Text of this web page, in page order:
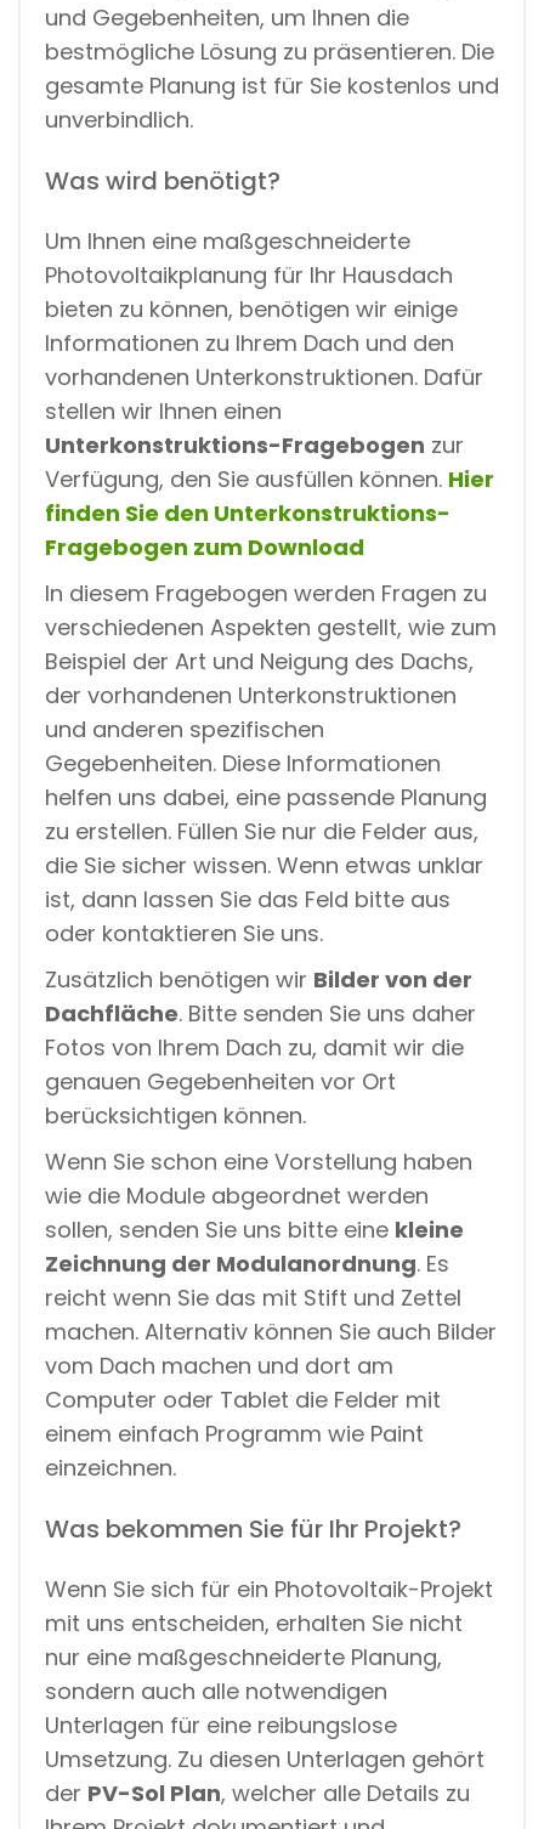
und Gegebenheiten, um Ihnen die
bestmögliche Lösung zu präsentieren. Die
gesamte Planung ist für Sie kostenlos und
unverbindlich.
Was wird benötigt?
Um Ihnen eine maßgeschneiderte
Photovoltaikplanung für Ihr Hausdach
bieten zu können, benötigen wir einige
Informationen zu Ihrem Dach und den
vorhandenen Unterkonstruktionen. Dafür
stellen wir Ihnen einen
Unterkonstruktions-Fragebogen zur
Verfügung, den Sie ausfüllen können. Hier
finden Sie den Unterkonstruktions-
Fragebogen zum Download
In diesem Fragebogen werden Fragen zu
verschiedenen Aspekten gestellt, wie zum
Beispiel der Art und Neigung des Dachs,
der vorhandenen Unterkonstruktionen
und anderen spezifischen
Gegebenheiten. Diese Informationen
helfen uns dabei, eine passende Planung
zu erstellen. Füllen Sie nur die Felder aus,
die Sie sicher wissen. Wenn etwas unklar
ist, dann lassen Sie das Feld bitte aus
oder kontaktieren Sie uns.
Zusätzlich benötigen wir Bilder von der
Dachfläche. Bitte senden Sie uns daher
Fotos von Ihrem Dach zu, damit wir die
genauen Gegebenheiten vor Ort
berücksichtigen können.
Wenn Sie schon eine Vorstellung haben
wie die Module abgeordnet werden
sollen, senden Sie uns bitte eine kleine
Zeichnung der Modulanordnung. Es
reicht wenn Sie das mit Stift und Zettel
machen. Alternativ können Sie auch Bilder
vom Dach machen und dort am
Computer oder Tablet die Felder mit
einem einfach Programm wie Paint
einzeichnen.
Was bekommen Sie für Ihr Projekt?
Wenn Sie sich für ein Photovoltaik-Projekt
mit uns entscheiden, erhalten Sie nicht
nur eine maßgeschneiderte Planung,
sondern auch alle notwendigen
Unterlagen für eine reibungslose
Umsetzung. Zu diesen Unterlagen gehört
der PV-Sol Plan, welcher alle Details zu